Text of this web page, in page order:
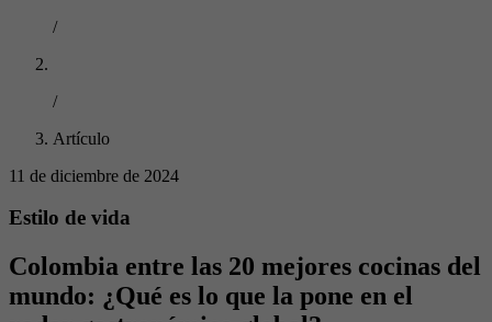
/
/
Artículo
11 de diciembre de 2024
Estilo de vida
Colombia entre las 20 mejores cocinas del
mundo: ¿Qué es lo que la pone en el